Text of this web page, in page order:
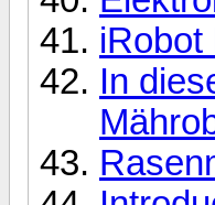
iRobot
In